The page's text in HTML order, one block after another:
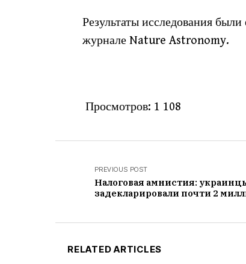
Результаты исследования
журнале Nature Astronomy.
Просмотров: 1 108
PREVIOUS POST
Налоговая амнистия:
задекларировали почти 2
RELATED ARTICLES